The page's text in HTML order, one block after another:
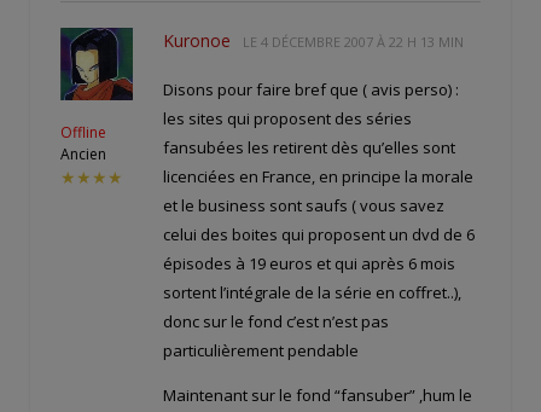
Offline
Ancien
★★★★
Kuronoe LE 4 DÉCEMBRE 2007 À 22 H 13 MIN
Disons pour faire bref que ( avis perso) :
les sites qui proposent des séries
fansubées les retirent dès qu’elles sont
licenciées en France, en principe la morale
et le business sont saufs ( vous savez
celui des boites qui proposent un dvd de 6
épisodes à 19 euros et qui après 6 mois
sortent l’intégrale de la série en coffret..),
donc sur le fond c’est n’est pas
particulièrement pendable
Maintenant sur le fond “fansuber” ,hum le